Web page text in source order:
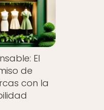
El
de
con la